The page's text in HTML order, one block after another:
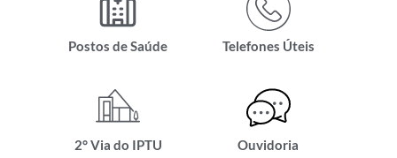
Postos de Saúde Telefones Úteis
2° Via do IPTU Ouvidoria